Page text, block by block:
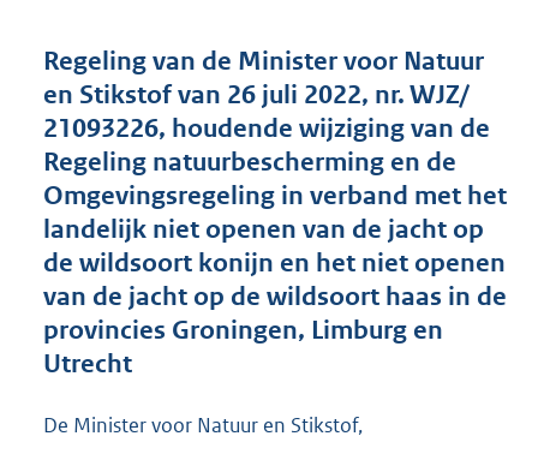
d
s
g
o
o
t
t
e
:
6
b
Regeling van de Minister voor Natuur
en Stikstof van 26 juli 2022, nr. WJZ/
21093226, houdende wijziging van de
Regeling natuurbescherming en de
Omgevingsregeling in verband met het
landelijk niet openen van de jacht op
de wildsoort konijn en het niet openen
van de jacht op de wildsoort haas in de
provincies Groningen, Limburg en
Utrecht
De Minister voor Natuur en Stikstof,